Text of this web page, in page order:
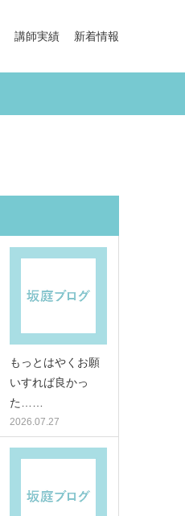
講師実績 新着情報
もっとはやくお願
いすれば良かっ
た……
2026.07.27